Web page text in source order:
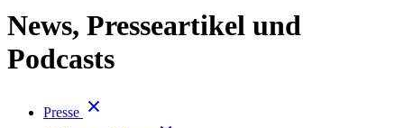
News, Presseartikel und
Podcasts
Presse